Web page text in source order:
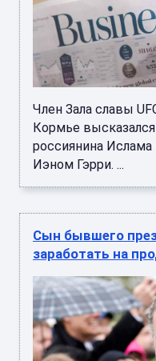
Член Зала славы
Кормье
россиянина
Иэном Гэрри. ...
Сын бывшего
заработать на